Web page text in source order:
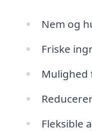
Nem og
Friske
Mulighed
Fleksible